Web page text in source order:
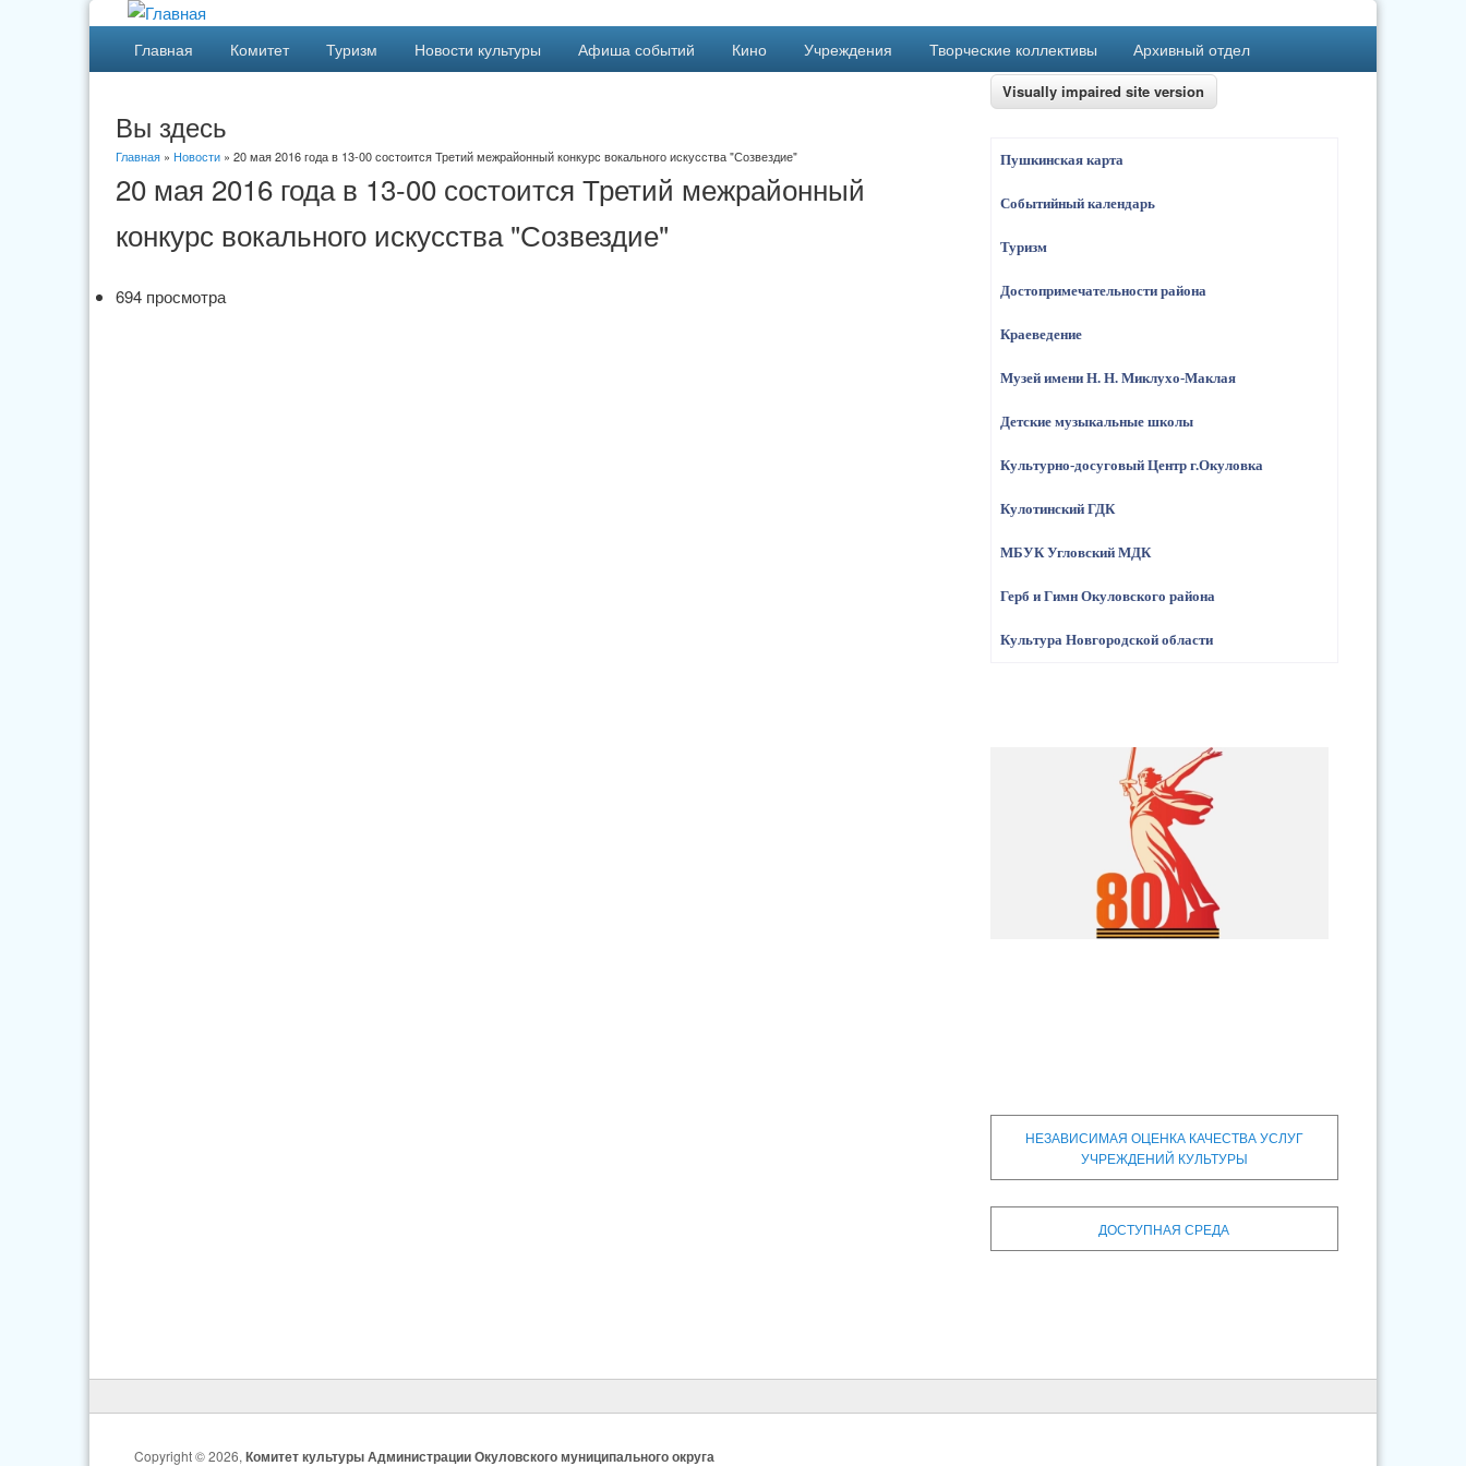
Главная Комитет Туризм Новости культуры Афиша событий Кино Учреждения Творческие коллективы Архивный отдел
Вы здесь
Главная» Новости» 20 мая 2016 года в 13-00 состоится Третий межрайонный конкурс вокального искусства "Созвездие"
20 мая 2016 года в 13-00 состоится Третий межрайонный
конкурс вокального искусства "Созвездие"
694 просмотра
Пушкинская карта
Событийный календарь
Туризм
Достопримечательности района
Краеведение
Музей имени Н. Н. Миклухо-Маклая
Детские музыкальные школы
Культурно-досуговый Центр г.Окуловка
Кулотинский ГДК
МБУК Угловский МДК
Герб и Гимн Окуловского района
Культура Новгородской области
НЕЗАВИСИМАЯ ОЦЕНКА КАЧЕСТВА УСЛУГ
УЧРЕЖДЕНИЙ КУЛЬТУРЫ
ДОСТУПНАЯ СРЕДА
Copyright © 2026,Комитет культуры Администрации Окуловского муниципального округа